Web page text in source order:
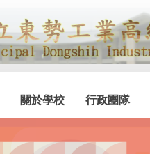
關於學校 行政團隊